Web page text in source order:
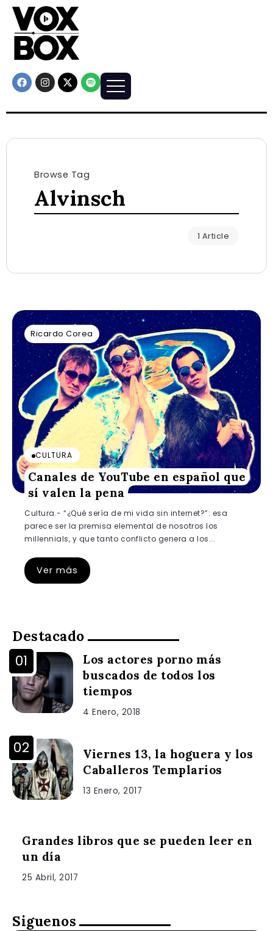
Browse Tag
Alvinsch
1 Article
Ricardo Corea
CULTURA
Canales de YouTube en español que
sí valen la pena
Cultura.- “¿Qué sería de mi vida sin internet?”: esa
parece ser la premisa elemental de nosotros los
millennials, y que tanto conflicto genera a los...
Ver más
Destacado
Los actores porno más
buscados de todos los
tiempos
4 Enero, 2018
Viernes 13, la hoguera y los
Caballeros Templarios
13 Enero, 2017
Grandes libros que se pueden leer en
un día
25 Abril, 2017
Siguenos